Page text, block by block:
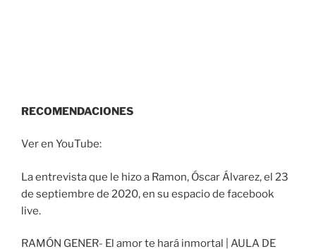
RECOMENDACIONES
Ver en YouTube:
La entrevista que le hizo a Ramon, Óscar Álvarez, el 23
de septiembre de 2020, en su espacio de facebook
live.
RAMÓN GENER- El amor te hará inmortal | AULA DE